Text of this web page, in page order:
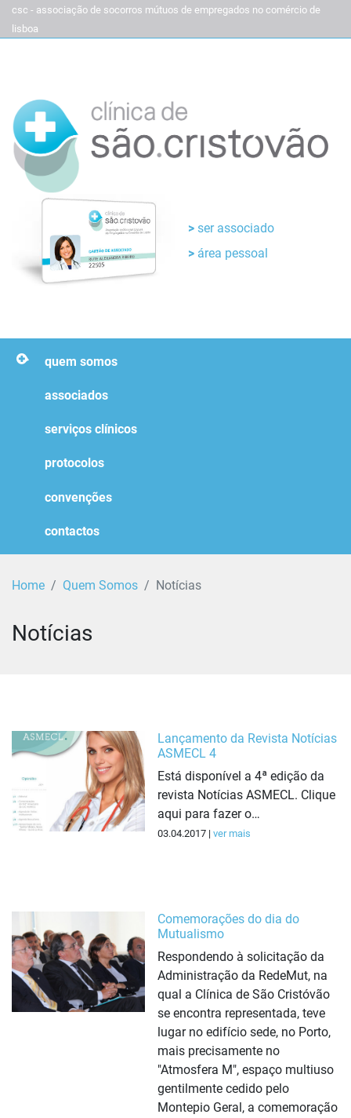
csc - associação de socorros mútuos de empregados no comércio de
lisboa
ser associado
área pessoal
homepage
quem somos
associados
serviços clínicos
protocolos
convenções
contactos
Home Quem Somos Notícias
Notícias
Lançamento da Revista Notícias
ASMECL 4
Está disponível a 4ª edição da
revista Notícias ASMECL. Clique
aqui para fazer o…
03.04.2017 | ver mais
Comemorações do dia do
Mutualismo
Respondendo à solicitação da
Administração da RedeMut, na
qual a Clínica de São Cristóvão
se encontra representada, teve
lugar no edifício sede, no Porto,
mais precisamente no
"Atmosfera M", espaço multiuso
gentilmente cedido pelo
Montepio Geral, a comemoração